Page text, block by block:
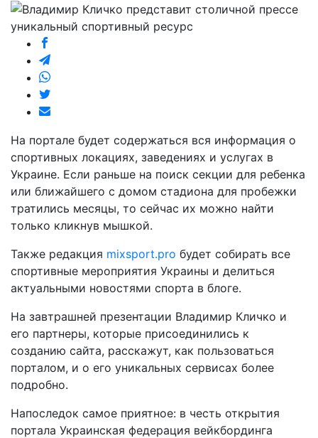
На портале будет содержаться вся информация о
спортивных локациях, заведениях и услугах в
Украине. Если раньше на поиск секции для ребенка
или ближайшего с домом стадиона для пробежки
тратились месяцы, то сейчас их можно найти
только кликнув мышкой.
Также редакция mixsport.pro будет собирать все
спортивные мероприятия Украины и делиться
актуальными новостями спорта в блоге.
На завтрашней презентации Владимир Кличко и
его партнеры, которые присоединились к
созданию сайта, расскажут, как пользоваться
порталом, и о его уникальных сервисах более
подробно.
Напоследок самое приятное: в честь открытия
портала Украинская федерация вейкбординга